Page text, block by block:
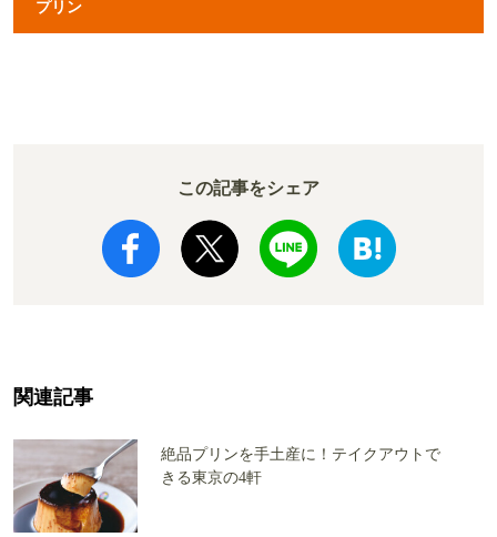
プリン
この記事をシェア
関連記事
絶品プリンを手土産に！テイクアウトで
きる東京の4軒